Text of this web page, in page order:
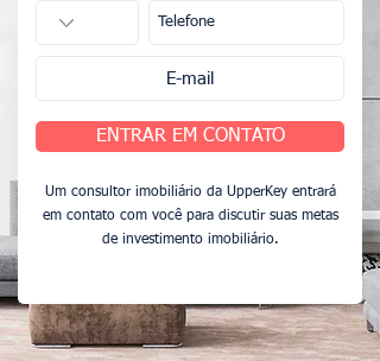
ENTRAR EM CONTATO
Um consultor imobiliário da UpperKey entrará
em contato com você para discutir suas metas
de investimento imobiliário.